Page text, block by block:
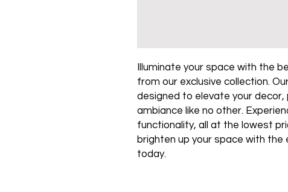
Illuminate your space with the
from our exclusive collection.
designed to elevate your
ambiance like no other.
functionality, all at the lowest
brighten up your space with
today.